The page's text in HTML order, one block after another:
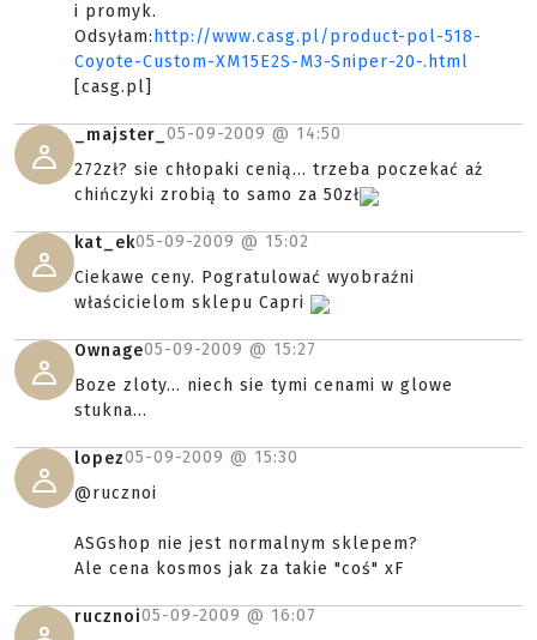
i promyk.
Odsyłam: http://www.casg.pl/product-pol-518-
Coyote-Custom-XM15E2S-M3-Sniper-20-.html
[casg.pl]
_majster_ 05-09-2009 @ 14:50
272zł? sie chłopaki cenią... trzeba poczekać aż
chińczyki zrobią to samo za 50zł
kat_ek05-09-2009 @ 15:02
Ciekawe ceny. Pogratulować wyobraźni
właścicielom sklepu Capri
Ownage05-09-2009 @ 15:27
Boze zloty... niech sie tymi cenami w glowe
stukna...
lopez05-09-2009 @ 15:30
@rucznoi
ASGshop nie jest normalnym sklepem?
Ale cena kosmos jak za takie "coś" xF
rucznoi05-09-2009 @ 16:07